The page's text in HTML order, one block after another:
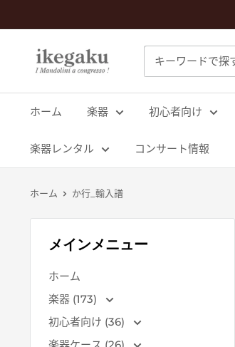
ン
ッ
Mandolin
&
Guitar
Shop
ホーム 楽器 初心者向け
楽器レンタル コンサート情報
ホーム か行_輸入譜
メインメニュー
ホーム
楽器 (173)
初心者向け (36)